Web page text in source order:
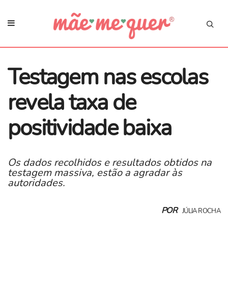
Testagem nas escolas
revela taxa de
positividade baixa
Os dados recolhidos e resultados obtidos na
testagem massiva, estão a agradar às
autoridades.
POR JÚLIA ROCHA